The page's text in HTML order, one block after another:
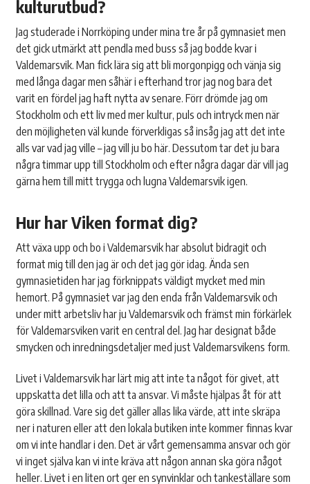
kulturutbud?
Jag studerade i Norrköping under mina tre år på gymnasiet men
det gick utmärkt att pendla med buss så jag bodde kvar i
Valdemarsvik. Man fick lära sig att bli morgonpigg och vänja sig
med långa dagar men såhär i efterhand tror jag nog bara det
varit en fördel jag haft nytta av senare. Förr drömde jag om
Stockholm och ett liv med mer kultur, puls och intryck men när
den möjligheten väl kunde förverkligas så insåg jag att det inte
alls var vad jag ville – jag vill ju bo här. Dessutom tar det ju bara
några timmar upp till Stockholm och efter några dagar där vill jag
gärna hem till mitt trygga och lugna Valdemarsvik igen.
Hur har Viken format dig?
Att växa upp och bo i Valdemarsvik har absolut bidragit och
format mig till den jag är och det jag gör idag. Ända sen
gymnasietiden har jag förknippats väldigt mycket med min
hemort. På gymnasiet var jag den enda från Valdemarsvik och
under mitt arbetsliv har ju Valdemarsvik och främst min förkärlek
för Valdemarsviken varit en central del. Jag har designat både
smycken och inredningsdetaljer med just Valdemarsvikens form.
Livet i Valdemarsvik har lärt mig att inte ta något för givet, att
uppskatta det lilla och att ta ansvar. Vi måste hjälpas åt för att
göra skillnad. Vare sig det gäller allas lika värde, att inte skräpa
ner i naturen eller att den lokala butiken inte kommer finnas kvar
om vi inte handlar i den. Det är vårt gemensamma ansvar och gör
vi inget själva kan vi inte kräva att någon annan ska göra något
heller. Livet i en liten ort ger en synvinklar och tankeställare som